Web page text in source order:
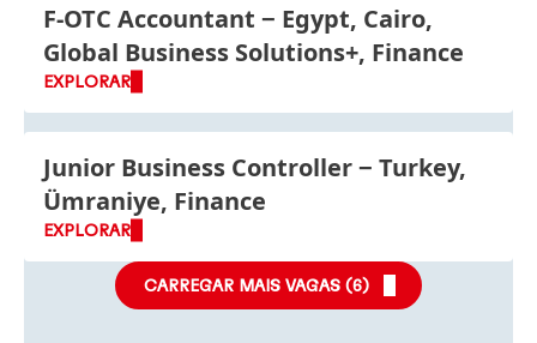
F-OTC Accountant
Egypt, Cairo,
Global Business Solutions+, Finance
EXPLORAR
Junior Business Controller
Turkey,
Ümraniye, Finance
EXPLORAR
CARREGAR MAIS VAGAS (6)